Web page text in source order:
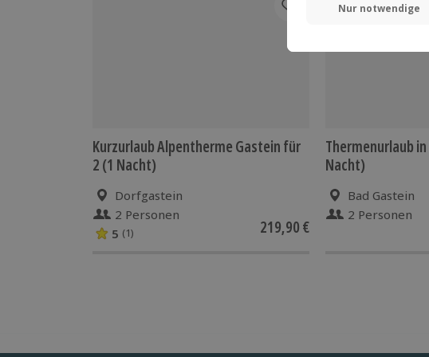
Kurzurlaub Alpentherme Gastein für
2 (1 Nacht)
Dorfgastein
2 Personen
5 (1) 219,90 €
Thermenurlaub
Nacht)
Bad Gastein
2 Personen